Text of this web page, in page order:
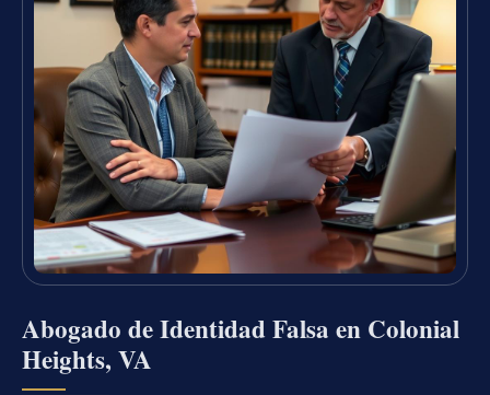
Abogado de Identidad Falsa en Colonial
Heights, VA